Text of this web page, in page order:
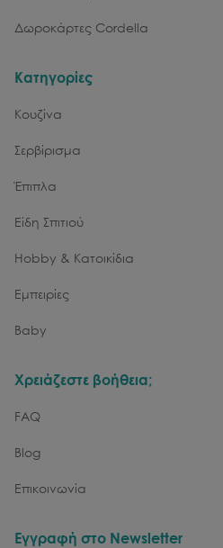
Δωροκάρτες Cordella
Κατηγορίες
Κουζίνα
Σερβίρισμα
Έπιπλα
Είδη Σπιτιού
Hobby & Κατοικίδια
Εμπειρίες
Baby
Χρειάζεστε βοήθεια;
FAQ
Blog
Επικοινωνία
Εγγραφή στο Newsletter